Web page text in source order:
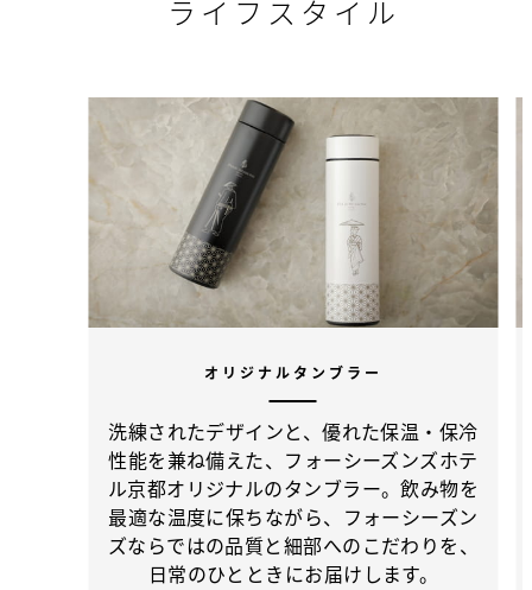
ライフスタイル
オリジナルタンブラー
洗練されたデザインと、優れた保温・保冷
性能を兼ね備えた、フォーシーズンズホテ
ル京都オリジナルのタンブラー。飲み物を
最適な温度に保ちながら、フォーシーズン
ズならではの品質と細部へのこだわりを、
日常のひとときにお届けします。